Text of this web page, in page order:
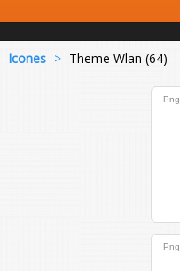
Icones > Theme Wlan (64)
Png
Png